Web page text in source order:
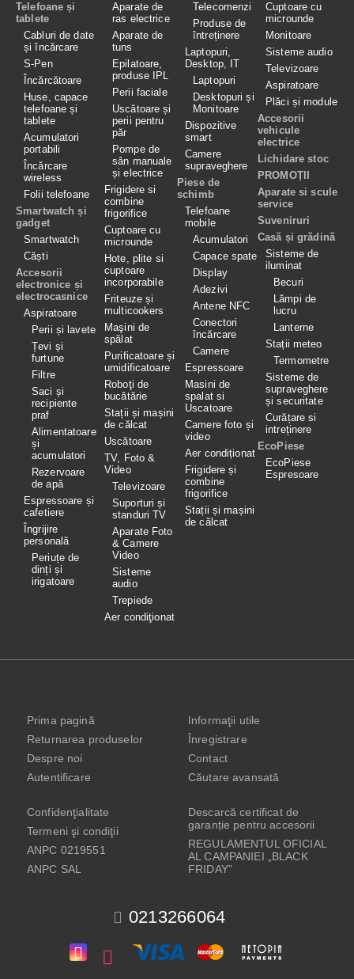
Telefoane și
tablete
Cabluri de date
și încărcare
S-Pen
Încărcătoare
Huse, capace
telefoane și
tablete
Acumulatori
portabili
Încărcare
wireless
Folii telefoane
Smartwatch și
gadget
Smartwatch
Căști
Accesorii
electronice și
electrocasnice
Aspiratoare
Perii și lavete
Țevi și
furtune
Filtre
Saci și
recipiente
praf
Alimentatoare
și
acumulatori
Rezervoare
de apă
Espressoare și
cafetiere
Îngrijire
personală
Periuțe de
dinți și
irigatoare
Aparate de
ras electrice
Aparate de
tuns
Epilatoare,
produse IPL
Perii faciale
Uscătoare și
perii pentru
păr
Pompe de
sân manuale
și electrice
Frigidere si
combine
frigorifice
Cuptoare cu
microunde
Hote, plite si
cuptoare
incorporabile
Friteuze și
multicookers
Maşini de
spălat
Purificatoare și
umidificatoare
Roboţi de
bucătărie
Stații și mașini
de călcat
Uscătoare
TV, Foto &
Video
Televizoare
Suporturi și
standuri TV
Aparate Foto
& Camere
Video
Sisteme
audio
Trepiede
Aer condiţionat
Telecomenzi
Produse de
întreținere
Laptopuri,
Desktop, IT
Laptopuri
Desktopuri și
Monitoare
Dispozitive
smart
Camere
supraveghere
Piese de
schimb
Telefoane
mobile
Acumulatori
Capace spate
Display
Adezivi
Antene NFC
Conectori
încărcare
Camere
Espressoare
Masini de
spalat si
Uscatoare
Camere foto și
video
Aer condiționat
Frigidere și
combine
frigorifice
Stații și mașini
de călcat
Cuptoare cu
microunde
Monitoare
Sisteme audio
Televizoare
Aspiratoare
Plăci și module
Accesorii
vehicule
electrice
Lichidare stoc
PROMOȚII
Aparate si scule
service
Suveniruri
Casă și grădină
Sisteme de
iluminat
Becuri
Lămpi de
lucru
Lanterne
Stații meteo
Termometre
Sisteme de
supraveghere
și securitate
Curățare si
intreținere
EcoPiese
EcoPiese
Espresoare
0213266064
Prima pagină
Returnarea produselor
Despre noi
Autentificare
Informaţii utile
Înregistrare
Contact
Căutare avansată
Confidenţialitate
Termeni şi condiţii
ANPC 0219551
ANPC SAL
Descarcă certificat de
garanție pentru accesorii
REGULAMENTUL OFICIAL
AL CAMPANIEI „BLACK
FRIDAY”